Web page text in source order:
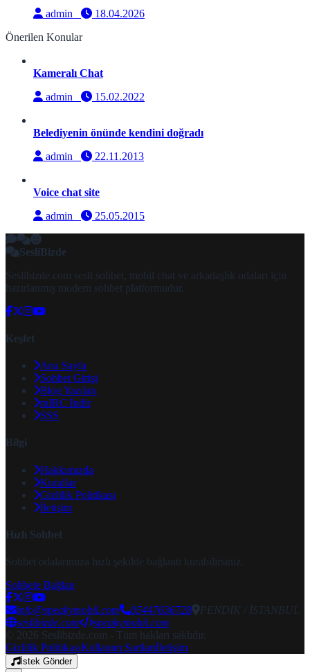
admin
18.04.2026
Önerilen Konular
Kameralı Chat
admin
15.02.2022
Belediyenin önünde kendini doğradı
admin
22.11.2013
Voice chat site
admin
25.05.2015
SesliBizde
Seslibizde.com sesli sohbet, mobil chat ve arkadaşlık odaları için
hazırlanmış modern sohbet platformudur.
Keşfet
Ana Sayfa
Sohbet Girişi
Blog Yazıları
mIRC İndir
SSS
Bilgi
Hakkımızda
Kurallar
Gizlilik Politikası
İletişim
Hızlı Sohbet
Sohbet odalarımıza hızlı şekilde bağlantı kurabilirsiniz.
Sohbete Bağlan
info@speakymobil.com 05447636728
PENDİK / İSTANBUL
seslibizde.com
speakymobil.com
© 2026 Seslibizde.com - Tüm hakları saklıdır.
Gizlilik PolitikasıKullanım Şartlarıİletişim
İstek Gönder